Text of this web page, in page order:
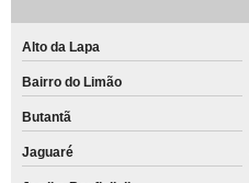
Alto da Lapa
Bairro do Limão
Butantã
Jaguaré